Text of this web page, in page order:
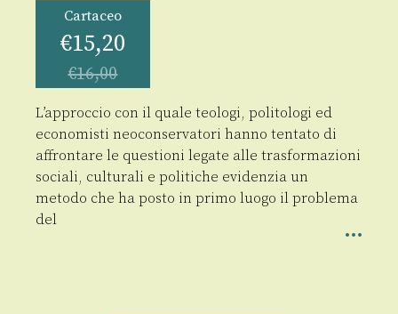
Cartaceo
€15,20
€16,00
L’approccio con il quale teologi, politologi ed
economisti neoconservatori hanno tentato di
affrontare le questioni legate alle trasformazioni
sociali, culturali e politiche evidenzia un
metodo che ha posto in primo luogo il problema
del